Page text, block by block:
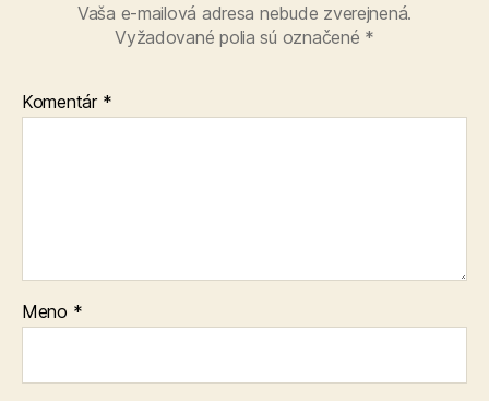
Vaša e-mailová adresa nebude zverejnená.
Vyžadované polia sú označené *
Komentár *
Meno *